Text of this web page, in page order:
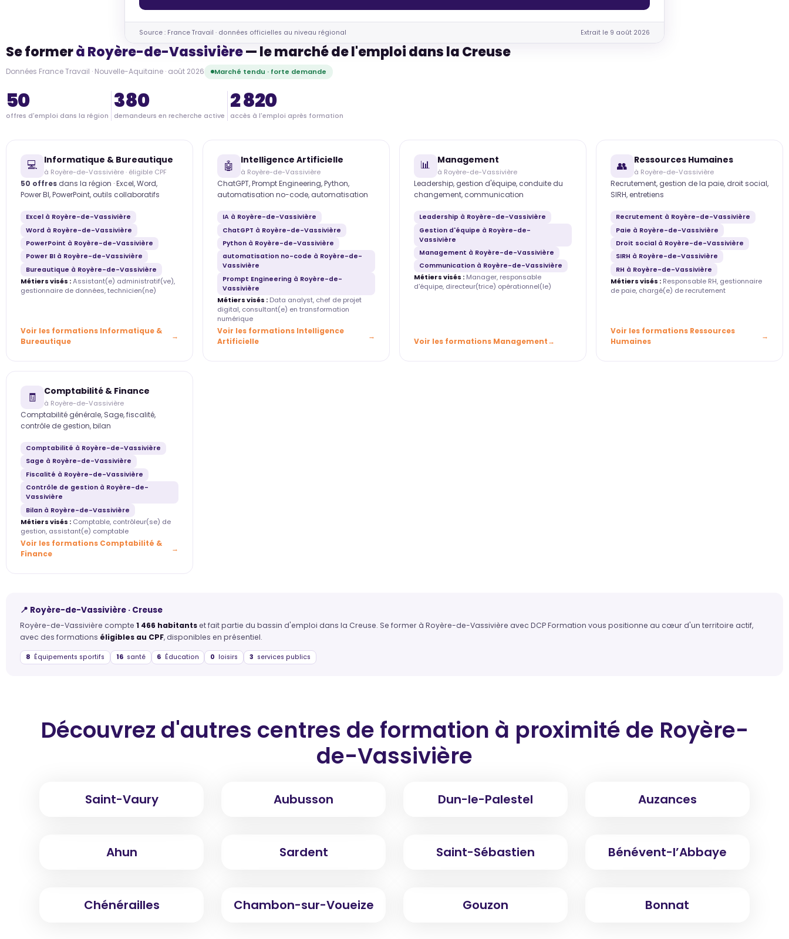
Source : France Travail · données officielles au niveau régional Extrait le 9 août 2026
Se formerà Royère-de-Vassivière— le marché de l'emploi dans la Creuse
Données France Travail · Nouvelle-Aquitaine · août 2026 Marché tendu · forte demande
50
offres d'emploi dans la région
380
demandeurs en recherche active
2 820
accès à l'emploi après formation
💻 Informatique & Bureautique
à Royère-de-Vassivière · éligible CPF
50 offres dans la région · Excel, Word,
Power BI, PowerPoint, outils collaboratifs
Excel à Royère-de-Vassivière
Word à Royère-de-Vassivière
PowerPoint à Royère-de-Vassivière
Power BI à Royère-de-Vassivière
Bureautique à Royère-de-Vassivière
Métiers visés :Assistant(e) administratif(ve),
gestionnaire de données, technicien(ne)
Voir les formations Informatique &
Bureautique
🤖 Intelligence Artificielle
à Royère-de-Vassivière
ChatGPT, Prompt Engineering, Python,
automatisation no-code, automatisation
IA à Royère-de-Vassivière
ChatGPT à Royère-de-Vassivière
Python à Royère-de-Vassivière
automatisation no-code à Royère-de-
Vassivière
Prompt Engineering à Royère-de-
Vassivière
Métiers visés : Data analyst, chef de projet
digital, consultant(e) en transformation
numérique
Voir les formations Intelligence
Artificielle
📊 Management
à Royère-de-Vassivière
Leadership, gestion d'équipe, conduite du
changement, communication
Leadership à Royère-de-Vassivière
Gestion d'équipe à Royère-de-
Vassivière
Management à Royère-de-Vassivière
Communication à Royère-de-Vassivière
Métiers visés : Manager, responsable
d'équipe, directeur(trice) opérationnel(le)
Voir les formations Management
👥 Ressources Humaines
à Royère-de-Vassivière
Recrutement, gestion de la paie, droit social,
SIRH, entretiens
Recrutement à Royère-de-Vassivière
Paie à Royère-de-Vassivière
Droit social à Royère-de-Vassivière
SIRH à Royère-de-Vassivière
RH à Royère-de-Vassivière
Métiers visés : Responsable RH, gestionnaire
de paie, chargé(e) de recrutement
Voir les formations Ressources
Humaines
🧾 Comptabilité & Finance
à Royère-de-Vassivière
Comptabilité générale, Sage, fiscalité,
contrôle de gestion, bilan
Comptabilité à Royère-de-Vassivière
Sage à Royère-de-Vassivière
Fiscalité à Royère-de-Vassivière
Contrôle de gestion à Royère-de-
Vassivière
Bilan à Royère-de-Vassivière
Métiers visés : Comptable, contrôleur(se) de
gestion, assistant(e) comptable
Voir les formations Comptabilité &
Finance
📍 Royère-de-Vassivière · Creuse
Royère-de-Vassivière compte 1 466 habitantset fait partie du bassin d'emploi dans la Creuse. Se former à Royère-de-Vassivière avec DCP Formation vous positionne au cœur d'un territoire actif,
avec des formations éligibles au CPF, disponibles en présentiel.
8 Équipements sportifs 16 santé 6 Éducation 0 loisirs 3 services publics
Découvrez d'autres centres de formation à proximité de Royère-
de-Vassivière
Saint-Vaury Aubusson Dun-le-Palestel Auzances
Ahun Sardent Saint-Sébastien Bénévent-l’Abbaye
Chénérailles Chambon-sur-Voueize Gouzon Bonnat